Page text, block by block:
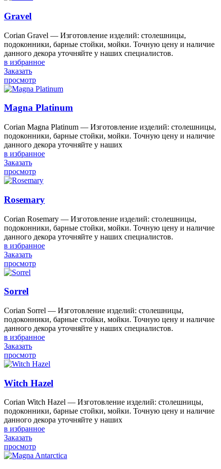
Gravel
Corian Gravel — Изготовление изделий: столешницы,
подоконники, барные стойки, мойки. Точную цену и наличие
данного декора уточняйте у наших специалистов.
в избранное
Заказать
просмотр
Magna Platinum
Corian Magna Platinum — Изготовление изделий: столешницы,
подоконники, барные стойки, мойки. Точную цену и наличие
данного декора уточняйте у наших
в избранное
Заказать
просмотр
Rosemary
Corian Rosemary — Изготовление изделий: столешницы,
подоконники, барные стойки, мойки. Точную цену и наличие
данного декора уточняйте у наших специалистов.
в избранное
Заказать
просмотр
Sorrel
Corian Sorrel — Изготовление изделий: столешницы,
подоконники, барные стойки, мойки. Точную цену и наличие
данного декора уточняйте у наших специалистов.
в избранное
Заказать
просмотр
Witch Hazel
Corian Witch Hazel — Изготовление изделий: столешницы,
подоконники, барные стойки, мойки. Точную цену и наличие
данного декора уточняйте у наших
в избранное
Заказать
просмотр